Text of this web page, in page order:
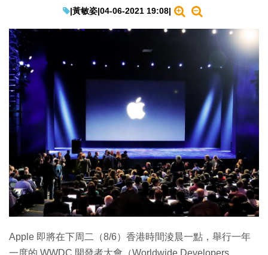
教學評測
EduTech
IT Times
生成式AI與雲端應用
Enterprise Digital Transformation
特集
|黃敏姿|04-06-2021 19:08|
Apple 即將在下周二（8/6）香港時間淩晨一點，舉行一年
一度的 WWDC 開發者大會（Worldwide Developers